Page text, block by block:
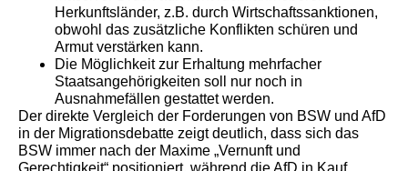
Herkunftsländer, z.B. durch Wirtschaftssanktionen,
obwohl das zusätzliche Konflikten schüren und
Armut verstärken kann.
Die Möglichkeit zur Erhaltung mehrfacher
Staatsangehörigkeiten soll nur noch in
Ausnahmefällen gestattet werden.
Der direkte Vergleich der Forderungen von BSW und AfD
in der Migrationsdebatte zeigt deutlich, dass sich das
BSW immer nach der Maxime „Vernunft und
Gerechtigkeit“ positioniert, während die AfD in Kauf